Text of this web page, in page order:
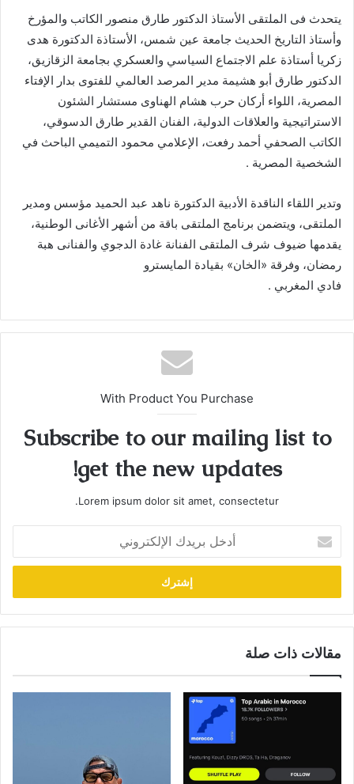
يتحدث فى الملتقى الأستاذ الدكتور طارق منصور الكاتب والمؤرخ
وأستاذ التاريخ الحديث جامعة عين شمس، الأستاذة الدكتورة هدى
زكريا أستاذة علم الاجتماع السياسي والعسكري بجامعة الزقازيق،
الدكتور طارق أبو هشيمة مدير المرصد العالمي للفتوى بدار الإفتاء
المصرية، اللواء أركان حرب هشام الهناوى مستشار الشئون
الاستراتيجية والعلاقات الدولية، الفنان القدير طارق الدسوقي،
الكاتب الصحفي أحمد رفعت، الإعلامي محمود التميمي الباحث في
الشخصية المصرية .
وتدير اللقاء الناقدة الأدبية الدكتورة ناهد عبد الحميد مؤسس ومدير
الملتقى، ويتضمن برنامج الملتقى باقة من أشهر الأغانى الوطنية،
يقدمها ضيوف شرف الملتقى الفنانة غادة الدجوي والفنانى هبة
رمضان، وفرقة «الخان» بقيادة المايسترو
فادي المغربي .
With Product You Purchase
Subscribe to our mailing list to
get the new updates!
Lorem ipsum dolor sit amet, consectetur.
بريدك
الإلكتروني
مقالات ذات صلة